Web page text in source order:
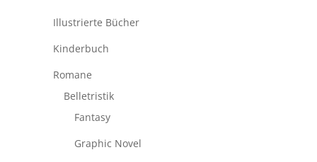
Illustrierte Bücher
Kinderbuch
Romane
Belletristik
Fantasy
Graphic Novel